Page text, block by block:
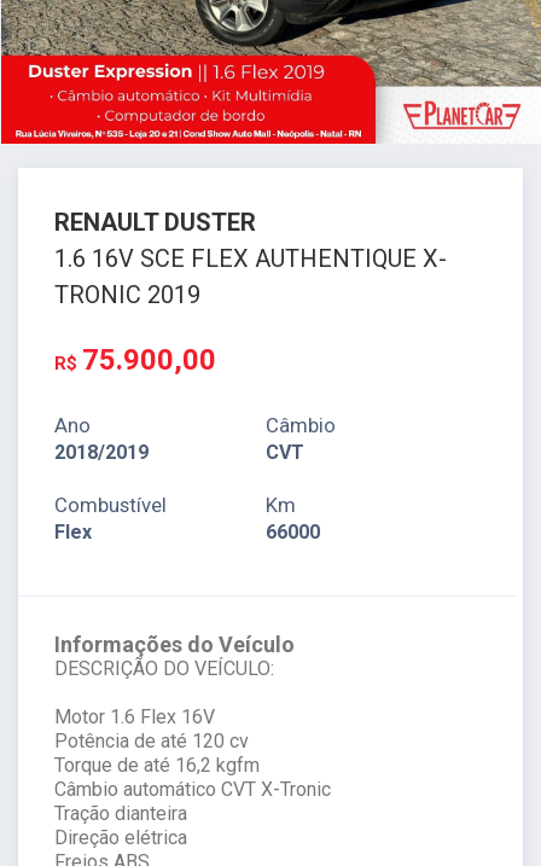
RENAULT DUSTER
1.6 16V SCE FLEX AUTHENTIQUE X-
TRONIC 2019
R$ 75.900,00
Ano
2018/2019
Câmbio
CVT
Combustível
Flex
Km
66000
Informações do Veículo
DESCRIÇÃO DO VEÍCULO:
Motor 1.6 Flex 16V
Potência de até 120 cv
Torque de até 16,2 kgfm
Câmbio automático CVT X-Tronic
Tração dianteira
Direção elétrica